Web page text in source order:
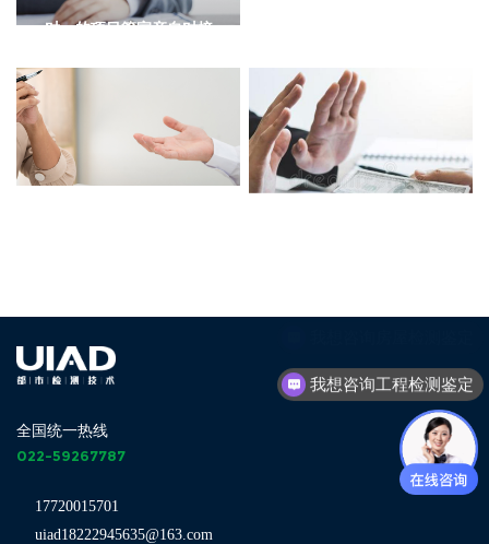
一对一的项目管家亲自对接
全国统一热线
022-59267787
17720015701
uiad18222945635@163.com
我想咨询工程检测鉴定